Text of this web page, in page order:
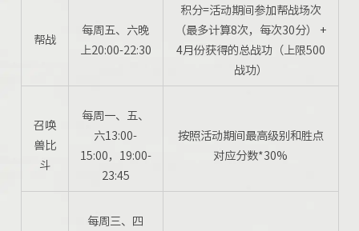
帮战
每周五、六晚
上20:00-22:30
积分=活动期间参加帮战场次
（最多计算8次，每次30分） +
4月份获得的总战功（上限500
战功）
召唤
兽比
斗
每周一、五、
六13:00-
15:00，19:00-
23:45
按照活动期间最高级别和胜点
对应分数*30%
每周三、四